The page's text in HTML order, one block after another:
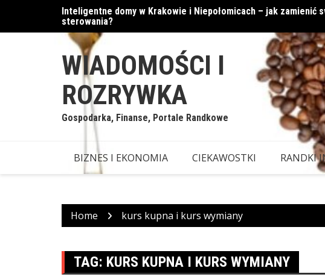
content
Inteligentne domy w Krakowie i Niepołomicach – jak zamienić
sterowania?
Cyfrowe podejście do walut
WIADOMOŚCI I
ROZRYWKA
Gospodarka, Finanse, Portale Randkowe
BIZNES I EKONOMIA CIEKAWOSTKI RANDKI
Home kurs kupna i kurs wymiany
TAG: KURS KUPNA I KURS WYMIANY